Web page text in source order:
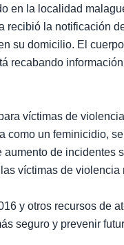
en la localidad
recibió la notificación
su domicilio. El
recabando
víctimas de
como un feminicidio,
de incidentes
víctimas de violencia
y otros recursos de
seguro y prevenir